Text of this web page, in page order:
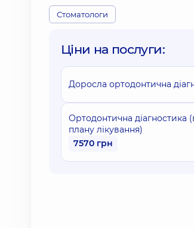
Стоматологи
Ціни на послуги:
Доросла ортодонтична
Ортодонтична діагностика
плану лікування)
7570 грн